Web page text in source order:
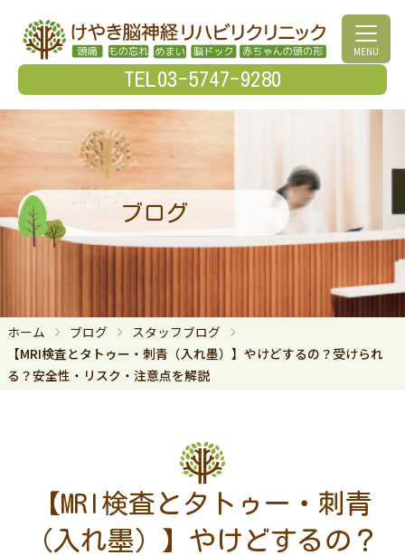
TEL03-5747-9280
MENU
ブログ
ホーム ブログ
スタッフブログ
【MRI検査とタトゥー・刺青（入れ墨）】やけどするの？受けられ
る？安全性・リスク・注意点を解説
【MRI検査とタトゥー・刺青
（入れ墨）】やけどするの？